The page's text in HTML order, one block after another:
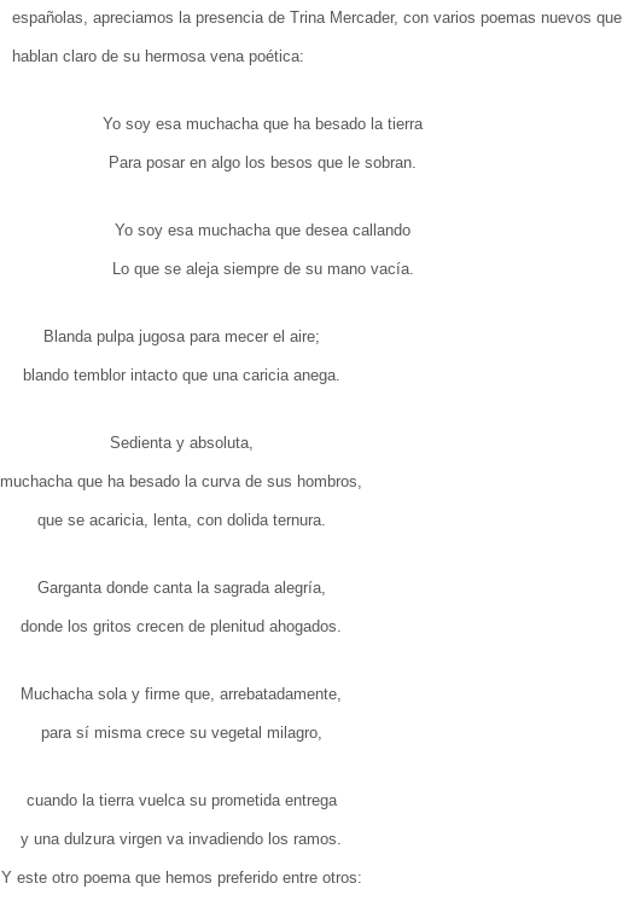
españolas, apreciamos la presencia de Trina Mercader, con varios poemas nuevos que
hablan claro de su hermosa vena poética:
Yo soy esa muchacha que ha besado la tierra
Para posar en algo los besos que le sobran.
Yo soy esa muchacha que desea callando
Lo que se aleja siempre de su mano vacía.
Blanda pulpa jugosa para mecer el aire;
blando temblor intacto que una caricia anega.
Sedienta y absoluta,
muchacha que ha besado la curva de sus hombros,
que se acaricia, lenta, con dolida ternura.
Garganta donde canta la sagrada alegría,
donde los gritos crecen de plenitud ahogados.
Muchacha sola y firme que, arrebatadamente,
para sí misma crece su vegetal milagro,
cuando la tierra vuelca su prometida entrega
y una dulzura virgen va invadiendo los ramos.
Y este otro poema que hemos preferido entre otros: